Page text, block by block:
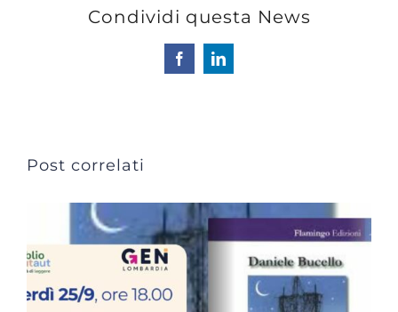
Condividi questa News
FacebookLinkedIn
Post correlati